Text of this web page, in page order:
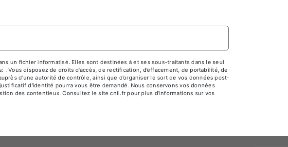
un fichier informatisé. Elles sont destinées à et ses sous-traitants dans le seul
disposez de droits d’accès, de rectification, d’effacement, de portabilité, de
d’une autorité de contrôle, ainsi que d’organiser le sort de vos données post-
d'identité pourra vous être demandé. Nous conservons vos données
des contentieux. Consultez le site cnil.fr pour plus d’informations sur vos